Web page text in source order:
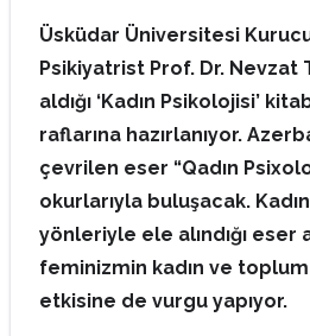
Üsküdar Üniversitesi
Psikiyatrist Prof. Dr. Nevzat
aldığı ‘Kadın Psikolojisi’
raflarına hazırlanıyor.
çevrilen eser “Qadın
okurlarıyla buluşacak.
yönleriyle ele alındığı eser
feminizmin kadın ve
etkisine de vurgu yapıyor.